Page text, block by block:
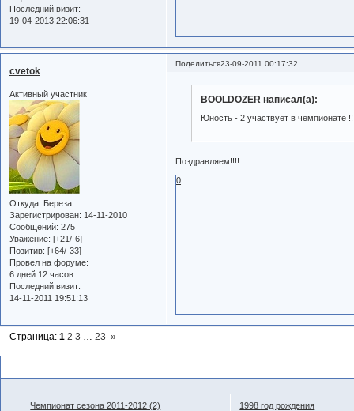
Последний визит:
19-04-2013 22:06:31
Поделиться23-09-2011 00:17:32
cvetok
Активный участник
Откуда: Береза
Зарегистрирован: 14-11-2010
Сообщений: 275
Уважение: [+21/-6]
Позитив: [+64/-33]
Провел на форуме:
6 дней 12 часов
Последний визит:
14-11-2011 19:51:13
BOOLDOZER написал(а):
Юность - 2 участвует в чемпионате
Поздравляем!!!!
0
Страница:1 2 3 … 23 »
Чемпионат сезона 2011-2012 (2) 1998 год рождения